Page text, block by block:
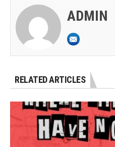
ADMIN
RELATED ARTICLES